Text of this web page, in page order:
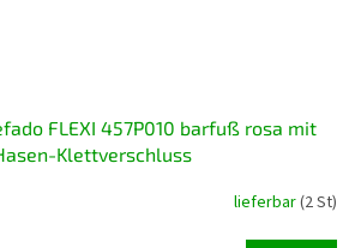
FLEXI 457P010 barfuß rosa mit
Klettverschluss
lieferbar(2 St)